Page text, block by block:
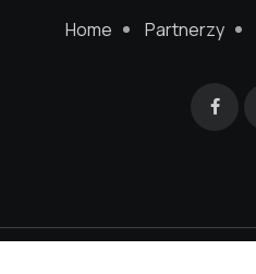
Home Partnerzy